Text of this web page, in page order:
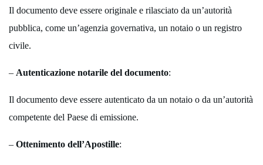
Il documento deve essere originale e rilasciato da un’autorità
pubblica, come un’agenzia governativa, un notaio o un registro
civile.
– Autenticazione notarile del documento:
Il documento deve essere autenticato da un notaio o da un’autorità
competente del Paese di emissione.
– Ottenimento dell’Apostille: